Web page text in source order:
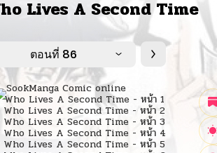
Lives A Second Time
ตอนที่ 86